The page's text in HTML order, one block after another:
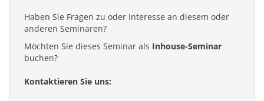
Haben Sie Fragen zu oder Interesse an diesem oder
anderen Seminaren?
Möchten Sie dieses Seminar als Inhouse-Seminar
buchen?
Kontaktieren Sie uns: